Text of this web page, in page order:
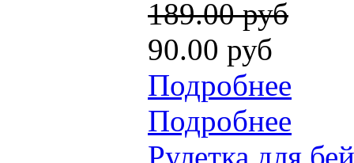
189.00 руб
90.00 руб
Подробнее
Подробнее